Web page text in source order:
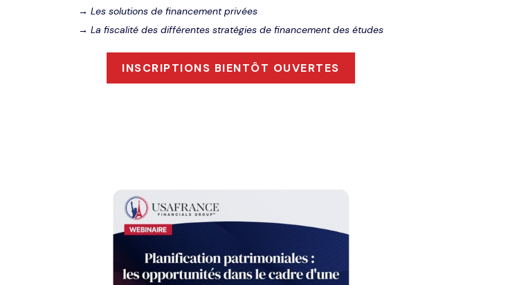
→ Les solutions de financement privées
→ La fiscalité des différentes stratégies de financement des études
INSCRIPTIONS BIENTÔT OUVERTES